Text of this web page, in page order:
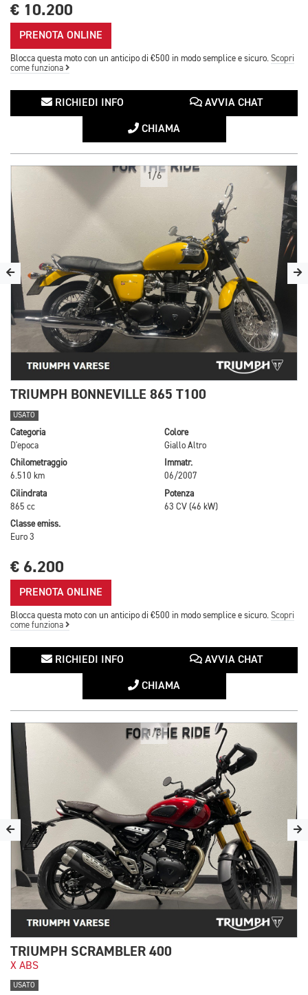
€ 10.200
PRENOTA ONLINE
Blocca questa moto con un anticipo di €500 in modo semplice e sicuro. Scopri
come funziona
RICHIEDI INFO AVVIA CHAT
CHIAMA
1/6
TRIUMPH BONNEVILLE 865 T100
USATO
Categoria
D'epoca
Colore
Giallo Altro
Chilometraggio
6.510 km
Immatr.
06/2007
Cilindrata
865 cc
Potenza
63 CV (46 kW)
Classe emiss.
Euro 3
€ 6.200
PRENOTA ONLINE
Blocca questa moto con un anticipo di €500 in modo semplice e sicuro. Scopri
come funziona
RICHIEDI INFO AVVIA CHAT
CHIAMA
1/3
TRIUMPH SCRAMBLER 400
X ABS
USATO